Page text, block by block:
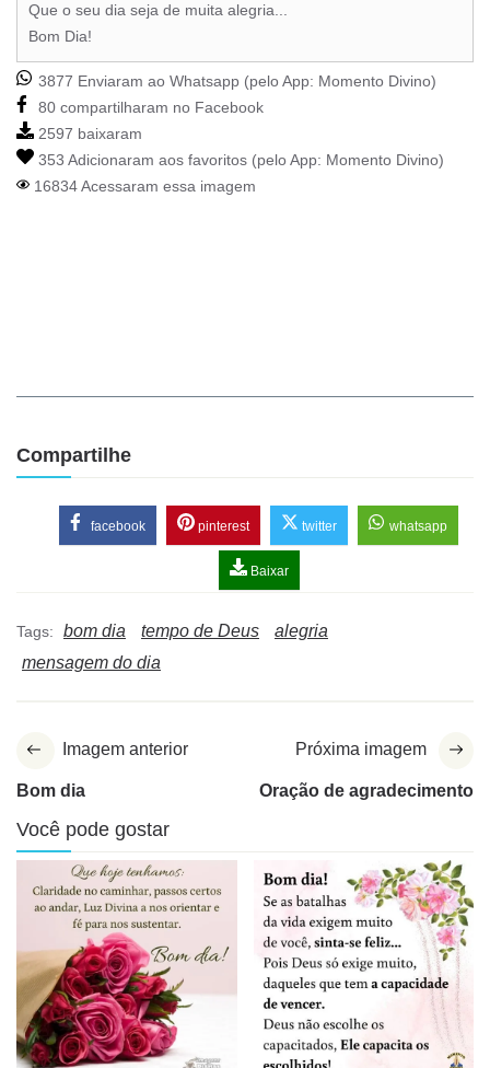
Que o seu dia seja de muita alegria...
Bom Dia!
3877 Enviaram ao Whatsapp (pelo App: Momento Divino)
80 compartilharam no Facebook
2597 baixaram
353 Adicionaram aos favoritos (pelo App: Momento Divino)
16834 Acessaram essa imagem
Compartilhe
facebook pinterest twitter whatsapp
Baixar
Tags: bom dia tempo de Deus
alegria
mensagem do dia
Imagem anterior
Bom dia
Próxima imagem
Oração de agradecimento
Você pode gostar